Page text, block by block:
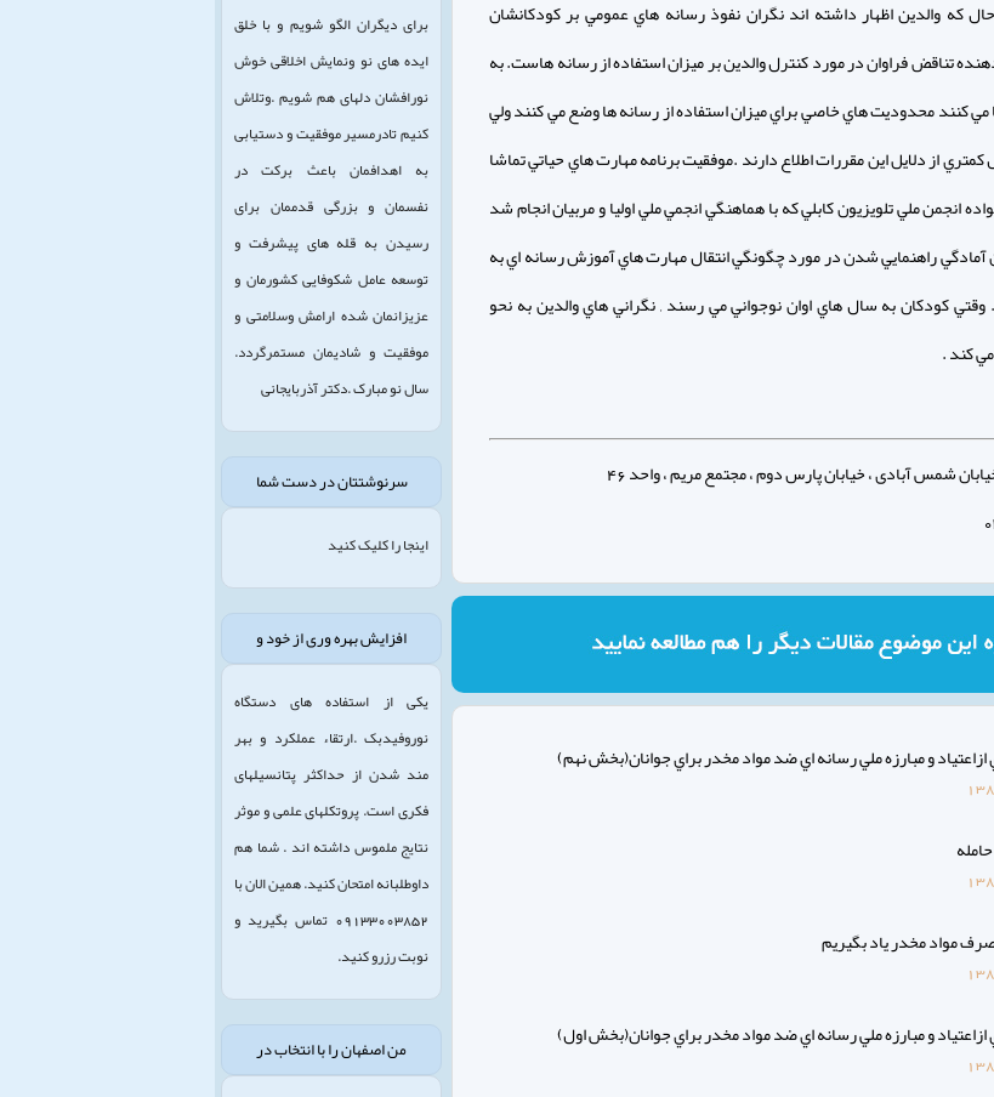
برای دیگران الگو شویم و با خلق
ایده های نو ونمایش اخلاقی خوش
نورافشان دلهای هم شویم .وتلاش
کنیم تادرمسیر موفقیت و دستیابی
به اهدافمان باعث برکت در
نفسمان و بزرگی قدممان برای
رسیدن به قله های پیشرفت و
توسعه عامل شکوفایی کشورمان و
عزیزانمان شده ارامش وسلامتی و
موفقیت و شادیمان مستمرگردد.
سال نو مبارک .دکتر آذربایجانی
سرنوشتتان در دست شما
اینجا را کلیک کنید
افزایش بهره وری از خود و
یکی از استفاده های دستگاه
نوروفیدبک .ارتقاء عملکرد و بهر
مند شدن از حداکثر پتانسیلهای
فکری است. پروتکلهای علمی و موثر
نتایج ملموس داشته اند . شما هم
داوطلبانه امتحان کنید. همین الان با
09133003852 تماس بگیرید و
نوبت رزرو کنید.
من اصفهان را با انتخاب در
كه والدين اظهار داشته اند نگران نفوذ رسانه هاي عمومي بر كودكانشان
تناقض فراوان در مورد كنترل والدين بر ميزان استفاده از رسانه هاست. به
مي كنند محدوديت هاي خاصي براي ميزان استفاده از رسانه ها وضع مي كنند ولي
از دلايل اين مقررات اطلاع دارند .موفقيت برنامه مهارت هاي حياتي تماشا
انجمن ملي تلويزيون كابلي كه با هماهنگي انجمي ملي اوليا و مربيان انجام شد
راهنمايي شدن در مورد چگونگي انتقال مهارت هاي آموزش رسانه اي به
وقتي كودكان به سال هاي اوان نوجواني مي رسند , نگراني هاي والدين به نحو
كند .
شمس آبادی ، خیابان پارس دوم ، مجتمع مریم ، واحد 46
و مبارزه ملي رسانه اي ضد مواد مخدر براي جوانان(بخش نهم)
مواد مخدر یاد بگیریم
و مبارزه ملي رسانه اي ضد مواد مخدر براي جوانان(بخش اول)